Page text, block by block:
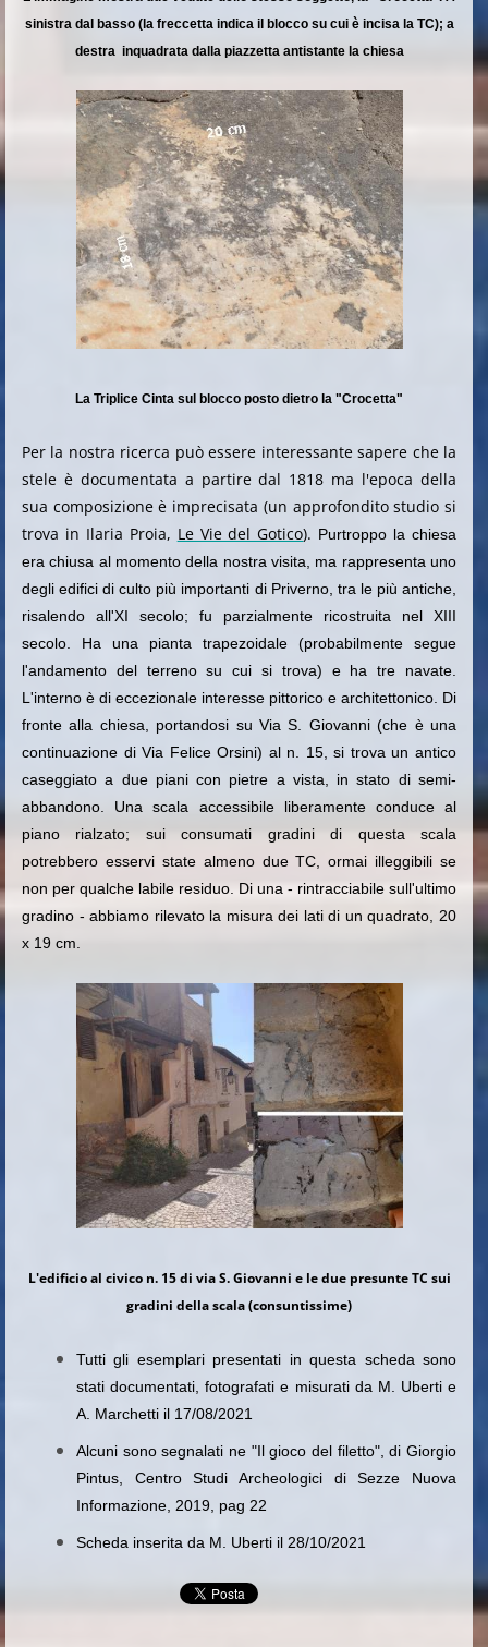
sinistra dal basso (la freccetta indica il blocco su cui è incisa la TC); a
destra inquadrata dalla piazzetta antistante la chiesa
La Triplice Cinta sul blocco posto dietro la "Crocetta"
Per la nostra ricerca può essere interessante sapere che la
stele è documentata a partire dal 1818 ma l'epoca della
sua composizione è imprecisata (un approfondito studio si
trova in Ilaria Proia, Le Vie del Gotico). Purtroppo la chiesa
era chiusa al momento della nostra visita, ma rappresenta uno
degli edifici di culto più importanti di Priverno, tra le più antiche,
risalendo all'XI secolo; fu parzialmente ricostruita nel XIII
secolo. Ha una pianta trapezoidale (probabilmente segue
l'andamento del terreno su cui si trova) e ha tre navate.
L'interno è di eccezionale interesse pittorico e architettonico. Di
fronte alla chiesa, portandosi su Via S. Giovanni (che è una
continuazione di Via Felice Orsini) al n. 15, si trova un antico
caseggiato a due piani con pietre a vista, in stato di semi-
abbandono. Una scala accessibile liberamente conduce al
piano rialzato; sui consumati gradini di questa scala
potrebbero esservi state almeno due TC, ormai illeggibili se
non per qualche labile residuo. Di una - rintracciabile sull'ultimo
gradino - abbiamo rilevato la misura dei lati di un quadrato, 20
x 19 cm.
L'edificio al civico n. 15 di via S. Giovanni e le due presunte TC sui
gradini della scala (consuntissime)
Tutti gli esemplari presentati in questa scheda sono
stati documentati, fotografati e misurati da M. Uberti e
A. Marchetti il 17/08/2021
Alcuni sono segnalati ne "Il gioco del filetto", di Giorgio
Pintus, Centro Studi Archeologici di Sezze Nuova
Informazione, 2019, pag 22
Scheda inserita da M. Uberti il 28/10/2021